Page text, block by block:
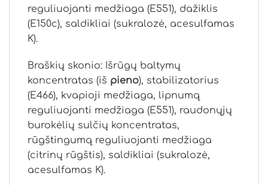
reguliuojanti medžiaga (E551), dažiklis
(E150c), saldikliai (sukralozė, acesulfamas
K).
Braškių skonio: Išrūgų baltymų
koncentratas (iš pieno), stabilizatorius
(E466), kvapioji medžiaga, lipnumą
reguliuojanti medžiaga (E551), raudonųjų
burokėlių sulčių koncentratas,
rūgštingumą reguliuojanti medžiaga
(citrinų rūgštis), saldikliai (sukralozė,
acesulfamas K).